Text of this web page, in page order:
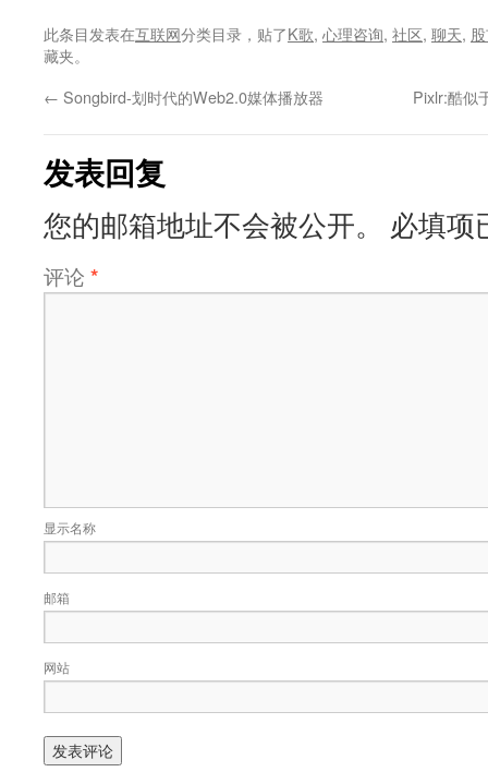
此条目发表在互联网分类目录，贴了K歌, 心理咨询, 社区, 聊天,
藏夹。
← Songbird-划时代的Web2.0媒体播放器 Pixlr:酷似
发表回复
您的邮箱地址不会被公开。 必填项
评论 *
显示名称
邮箱
网站